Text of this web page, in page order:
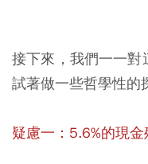
接下來，我們一一對
試著做一些哲學性的
疑慮一：5.6%的現